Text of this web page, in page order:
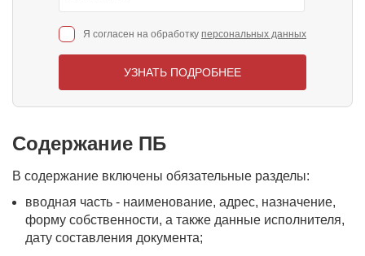
Я согласен на обработку персональных данных
УЗНАТЬ ПОДРОБНЕЕ
Содержание ПБ
В содержание включены обязательные разделы:
вводная часть - наименование, адрес, назначение,
форму собственности, а также данные исполнителя,
дату составления документа;